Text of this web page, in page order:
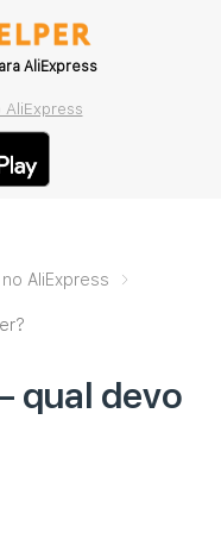
AliExpress
AliExpress
qual devo